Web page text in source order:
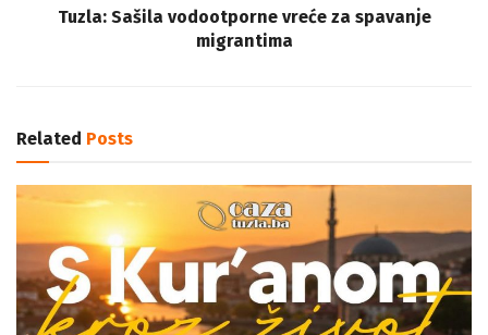
Tuzla: Sašila vodootporne vreće za spavanje
migrantima
Related Posts